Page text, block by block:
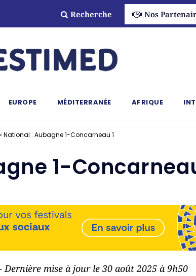
Recherche Nos
EUROPE MÉDITERRANÉE AFRIQUE
National : Aubagne 1-Concarneau 1
1-
Dernière mise à jour le 30 août 2025 à 9h50